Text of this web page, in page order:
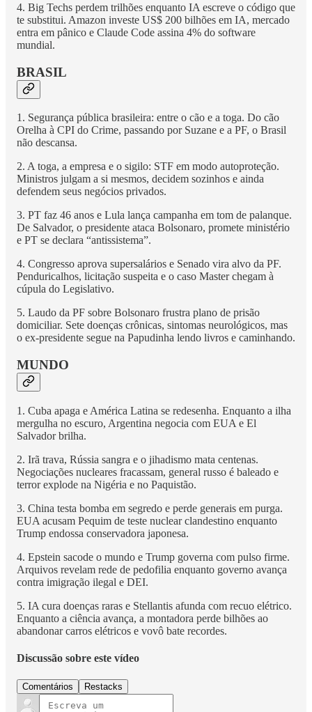
4. Big Techs perdem trilhões enquanto IA escreve o código que
te substitui. Amazon investe US$ 200 bilhões em IA, mercado
entra em pânico e Claude Code assina 4% do software
mundial.
BRASIL
1. Segurança pública brasileira: entre o cão e a toga. Do cão
Orelha à CPI do Crime, passando por Suzane e a PF, o Brasil
não descansa.
2. A toga, a empresa e o sigilo: STF em modo autoproteção.
Ministros julgam a si mesmos, decidem sozinhos e ainda
defendem seus negócios privados.
3. PT faz 46 anos e Lula lança campanha em tom de palanque.
De Salvador, o presidente ataca Bolsonaro, promete ministério
e PT se declara “antissistema”.
4. Congresso aprova supersalários e Senado vira alvo da PF.
Penduricalhos, licitação suspeita e o caso Master chegam à
cúpula do Legislativo.
5. Laudo da PF sobre Bolsonaro frustra plano de prisão
domiciliar. Sete doenças crônicas, sintomas neurológicos, mas
o ex-presidente segue na Papudinha lendo livros e caminhando.
MUNDO
1. Cuba apaga e América Latina se redesenha. Enquanto a ilha
mergulha no escuro, Argentina negocia com EUA e El
Salvador brilha.
2. Irã trava, Rússia sangra e o jihadismo mata centenas.
Negociações nucleares fracassam, general russo é baleado e
terror explode na Nigéria e no Paquistão.
3. China testa bomba em segredo e perde generais em purga.
EUA acusam Pequim de teste nuclear clandestino enquanto
Trump endossa conservadora japonesa.
4. Epstein sacode o mundo e Trump governa com pulso firme.
Arquivos revelam rede de pedofilia enquanto governo avança
contra imigração ilegal e DEI.
5. IA cura doenças raras e Stellantis afunda com recuo elétrico.
Enquanto a ciência avança, a montadora perde bilhões ao
abandonar carros elétricos e vovô bate recordes.
Discussão sobre este vídeo
Comentários Restacks